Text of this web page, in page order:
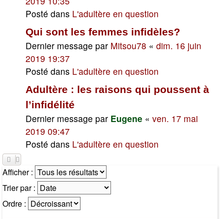
Posté dans L'adultère en question
Qui sont les femmes infidèles?
Dernier message par Mitsou78 « dim. 16 juin
2019 19:37
Posté dans L'adultère en question
Adultère : les raisons qui poussent à
l’infidélité
Dernier message par Eugene « ven. 17 mai
2019 09:47
Posté dans L'adultère en question
Afficher :
Trier par :
Ordre :